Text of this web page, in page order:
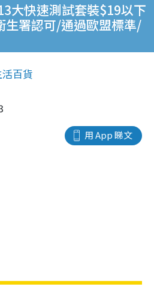
大快速測試套裝$19以下
生署認可/通過歐盟標準/
活百貨
用 App 睇文